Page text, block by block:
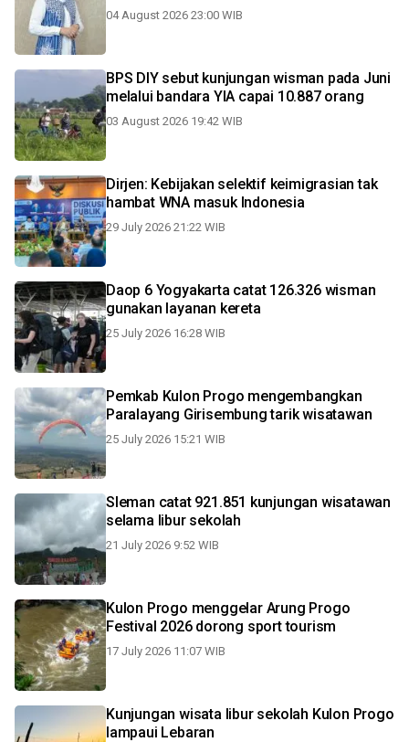
04 August 2026 23:00 WIB
BPS DIY sebut kunjungan wisman pada Juni
melalui bandara YIA capai 10.887 orang
03 August 2026 19:42 WIB
Dirjen: Kebijakan selektif keimigrasian tak
hambat WNA masuk Indonesia
29 July 2026 21:22 WIB
Daop 6 Yogyakarta catat 126.326 wisman
gunakan layanan kereta
25 July 2026 16:28 WIB
Pemkab Kulon Progo mengembangkan
Paralayang Girisembung tarik wisatawan
25 July 2026 15:21 WIB
Sleman catat 921.851 kunjungan wisatawan
selama libur sekolah
21 July 2026 9:52 WIB
Kulon Progo menggelar Arung Progo
Festival 2026 dorong sport tourism
17 July 2026 11:07 WIB
Kunjungan wisata libur sekolah Kulon Progo
lampaui Lebaran